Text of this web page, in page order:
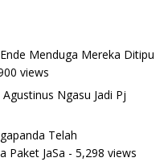
Menduga Mereka Ditipu
views
Ngasu Jadi Pj
Telah
Paket JaSa - 5,298 views